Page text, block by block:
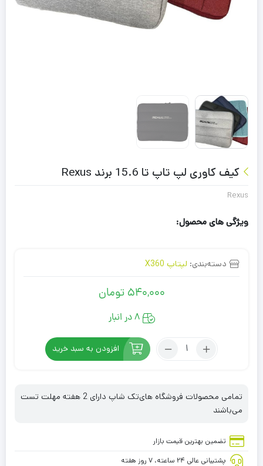
کیف کاوری لپ تاپ تا 15.6 برند Rexus
Rexus
ویژگی های محصول:
دسته‌بندی: لپتاپ X360
540,000 تومان
8 در انبار
تعداد:
تاپ
برند
Rexus
افزودن به سبد خرید
تمامی محصولات فروشگاه های‌تک شاپ دارای 2 هفته مهلت تست
می‌باشند
تضمین بهترین قیمت بازار
پشتیبانی عالی ۲۴ ساعته، ۷ روز هفته